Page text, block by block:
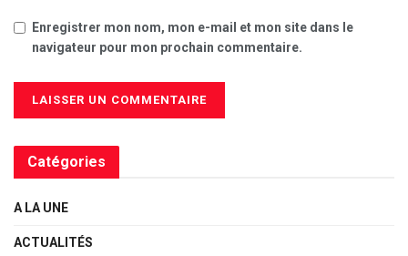
Enregistrer mon nom, mon e-mail et mon site dans le
navigateur pour mon prochain commentaire.
Catégories
A LA UNE
ACTUALITÉS